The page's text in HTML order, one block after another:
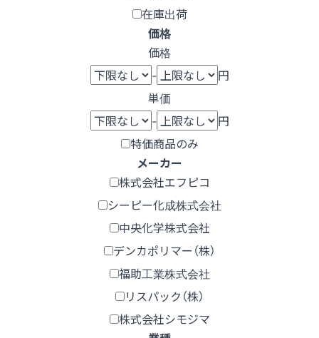
在庫出荷
価格
価格
-
円
単価
-
円
特価商品のみ
メーカー
株式会社エフピコ
シーピー化成株式会社
中央化学株式会社
デンカポリマー（株）
福助工業株式会社
リスパック（株）
株式会社シモジマ